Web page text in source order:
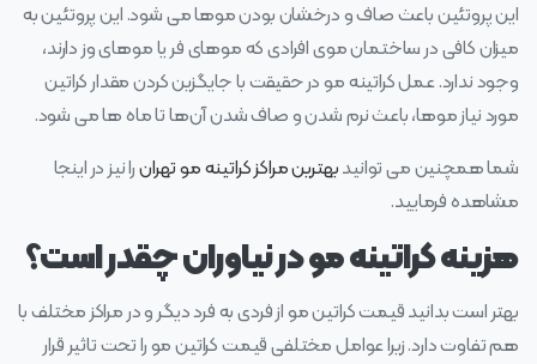
این پروتئین باعث صاف و درخشان بودن موها می‌ شود. این پروتئین به
میزان کافی در ساختمان موی افرادی که موهای فر یا موهای وز دارند،
وجود ندارد. عمل کراتینه مو در حقیقت با جایگزین کردن مقدار کراتین
مورد نیاز موها، باعث نرم شدن و صاف شدن آن‌ها تا ماه‌ ها می‌ شود.
شما همچنین می توانیدبهترین مراکز کراتینه مو تهرانرا نیز در اینجا
مشاهده فرمایید.
هزینه کراتینه مو در نیاوران چقدر است؟
بهتر است بدانید قیمت کراتین مو از فردی به فرد دیگر و در مراکز مختلف با
هم تفاوت دارد. زیرا عوامل مختلفی قیمت کراتین مو را تحت تاثیر قرار